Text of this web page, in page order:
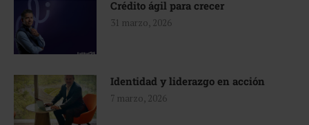
Crédito ágil para crecer
31 marzo, 2026
Identidad y liderazgo en acción
7 marzo, 2026